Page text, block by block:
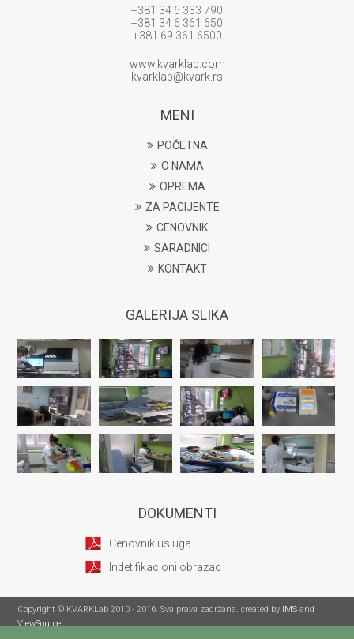
+381 34 6 333 790
+381 34 6 361 650
+381 69 361 6500
www.kvarklab.com
kvarklab@kvark.rs
MENI
POČETNA
O NAMA
OPREMA
ZA PACIJENTE
CENOVNIK
SARADNICI
KONTAKT
GALERIJA SLIKA
DOKUMENTI
Cenovnik usluga
Indetifikacioni obrazac
Copyright © KVARKLab 2010 - 2016. Sva prava zadržana. created by IMS and
ViewSource